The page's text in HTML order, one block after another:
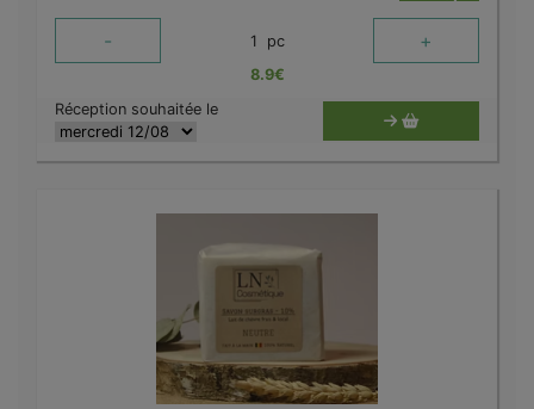
- 1 pc +
8.9€
Réception souhaitée le